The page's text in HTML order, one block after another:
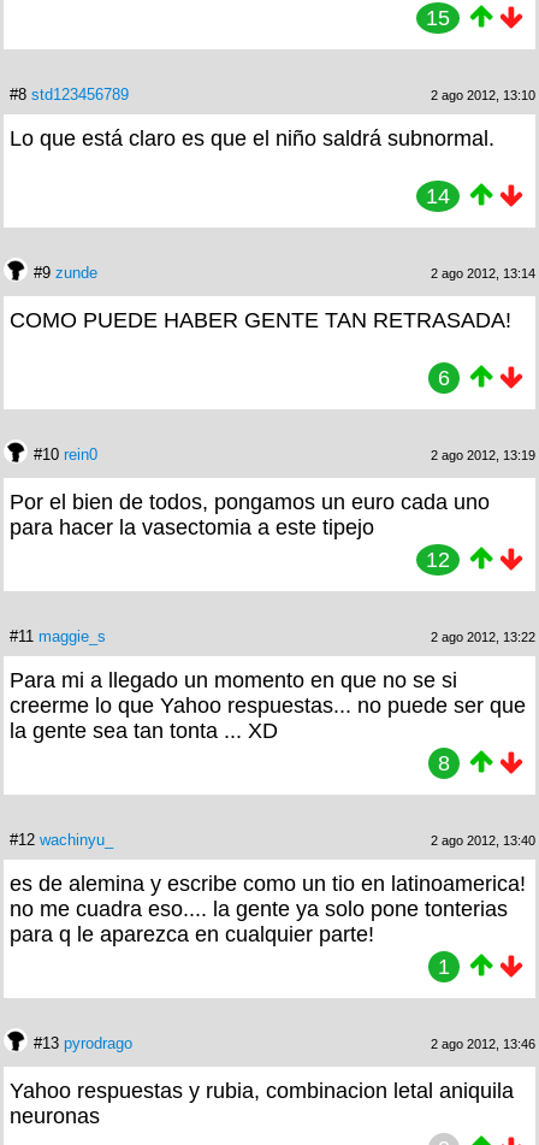
15
#8 std123456789 2 ago 2012, 13:10
Lo que está claro es que el niño saldrá subnormal.
14
#9 zunde 2 ago 2012, 13:14
COMO PUEDE HABER GENTE TAN RETRASADA!
6
#10 rein0 2 ago 2012, 13:19
Por el bien de todos, pongamos un euro cada uno
para hacer la vasectomia a este tipejo
12
#11 maggie_s 2 ago 2012, 13:22
Para mi a llegado un momento en que no se si
creerme lo que Yahoo respuestas... no puede ser que
la gente sea tan tonta ... XD
8
#12 wachinyu_ 2 ago 2012, 13:40
es de alemina y escribe como un tio en latinoamerica!
no me cuadra eso.... la gente ya solo pone tonterias
para q le aparezca en cualquier parte!
1
#13 pyrodrago 2 ago 2012, 13:46
Yahoo respuestas y rubia, combinacion letal aniquila
neuronas